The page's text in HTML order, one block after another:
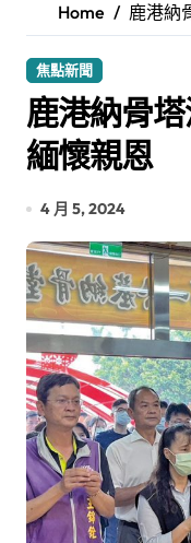
Home 鹿港納
焦點新聞
鹿港納骨
緬懷親恩
4 月 5, 2024